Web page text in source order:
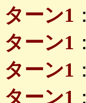
ターン1 ：
ターン1 ：
ターン1 ：
ターン1 ：